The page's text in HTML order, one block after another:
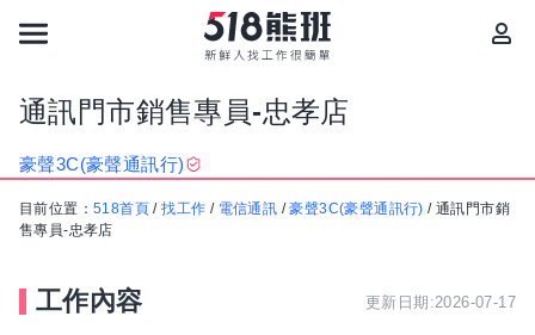
通訊門市銷售專員-忠孝店
豪聲3C(豪聲通訊行)
目前位置： 518首頁 /找工作 / 電信通訊 /豪聲3C(豪聲通訊行) /通訊門市銷
售專員-忠孝店
工作內容 更新日期:2026-07-17